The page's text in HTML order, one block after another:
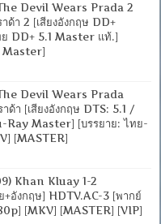
Devil Wears Prada 2
ด้า 2 [เสียงอังกฤษ DD+
DD+ 5.1 Master แท้.]
Master]
Devil Wears Prada
ด้า [เสียงอังกฤษ DTS: 5.1 /
Ray Master] [บรรยาย: ไทย-
[MASTER]
Khan Kluay 1-2
อังกฤษ] HDTV.AC-3 [พากย์
[MKV] [MASTER] [VIP]